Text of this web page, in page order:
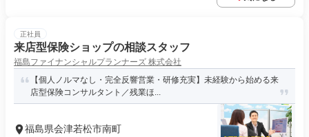
正社員
来店型保険ショップの相談スタッフ
福島ファイナンシャルプランナーズ 株式会社
【個人ノルマなし・完全反響営業・研修充実】未経験から始める来
店型保険コンサルタント／残業ほ...
福島県会津若松市南町